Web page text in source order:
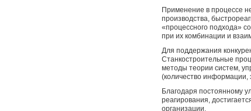
Применение в процессе
производства,
«процессного подхода»
при их комбинации и
Для поддержания
Станкостроительные
методы теории систем,
(количество информации,
Благодаря постоянному
реагирования,
организации.